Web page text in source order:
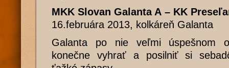
MKK Slovan Galanta A – KK
16.februára 2013, kolkáreň Galanta
Galanta po nie veľmi úspešnom
konečne vyhrať a posilniť si